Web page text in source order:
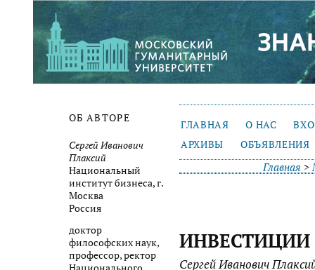
ОБ АВТОРЕ
Сергей Иванович
Плаксий
Национальный
институт бизнеса, г.
Москва
Россия
доктор
философских наук,
профессор, ректор
ГЛАВНАЯ О НАС
АРХИВЫ
ОБЪЯВЛЕНИЯ
Главная >
ИНВЕСТИЦИИ
Сергей Иванович